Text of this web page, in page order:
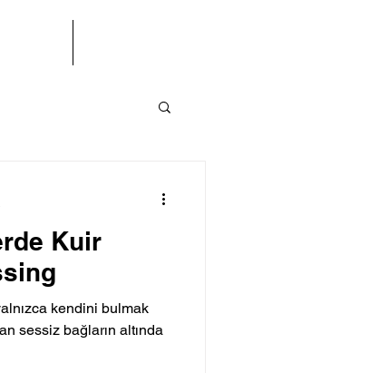
Kuir
kendini bulmak
sessiz bağların altında